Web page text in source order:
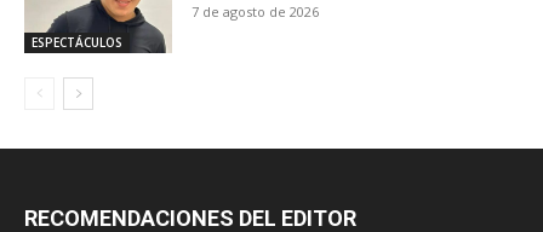
ESPECTÁCULOS
7 de agosto de 2026
RECOMENDACIONES DEL EDITOR